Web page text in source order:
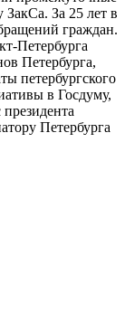
ЗакСа. За 25 лет в
граждан.
Петербурга
Петербурга,
петербургского
в Госдуму,
Петербурга